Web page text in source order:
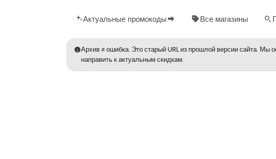
Актуальные промокоды Все магазины
Архив ≠ ошибка. Это старый URL из прошлой версии сайта. Мы
направить к актуальным скидкам.